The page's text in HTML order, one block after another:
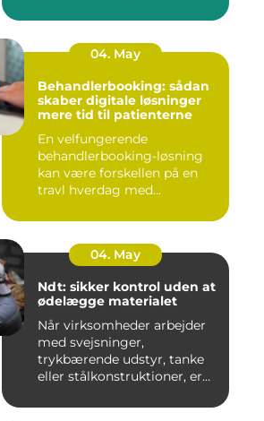
04. May
Behandlerbooking: sådan
skaber digitale løsninger
mere tid til patienterne
En velfungerende
behandlerbooking-løsning
kan være forskellen på en
travl hverdag med
04. May
Ndt: sikker kontrol uden at
ødelægge materialet
Når virksomheder arbejder
med svejsninger,
trykbærende udstyr, tanke
eller stålkonstruktioner, er